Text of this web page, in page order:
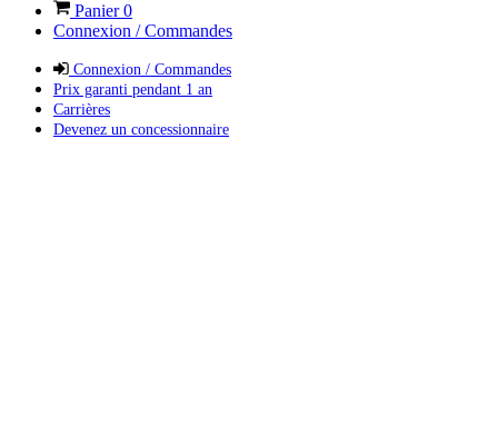
Panier0
Connexion / Commandes
Connexion / Commandes
Prix garanti pendant 1 an
Carrières
Devenez un concessionnaire